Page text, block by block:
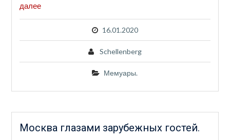
далее
16.01.2020
Schellenberg
Мемуары.
Москва глазами зарубежных гостей.